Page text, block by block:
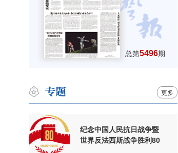
总第5496期
更多
纪念中国人民抗日战争暨
世界反法西斯战争胜利80